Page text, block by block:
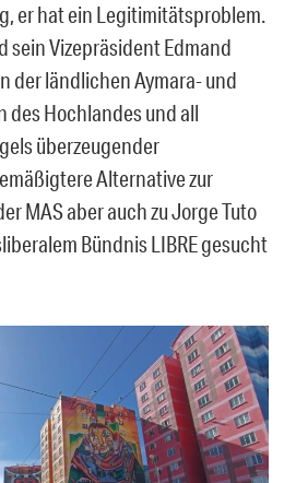
er hat ein Legitimitätsproblem.
sein Vizepräsident Edmand
der ländlichen Aymara- und
des Hochlandes und all
überzeugender
Alternative zur
MAS aber auch zu Jorge Tuto
Bündnis LIBRE gesucht